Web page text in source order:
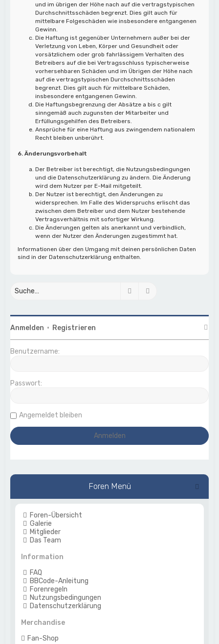
und im übrigen der Höhe nach auf die vertragstypischen
Durchschnittsschäden begrenzt. Dies gilt auch für
mittelbare Folgeschäden wie insbesondere entgangenen
Gewinn.
Die Haftung ist gegenüber Unternehmern außer bei der
Verletzung von Leben, Körper und Gesundheit oder
vorsätzlichem oder grob fahrlässigem Verhalten des
Betreibers auf die bei Vertragsschluss typischerweise
vorhersehbaren Schäden und im Übrigen der Höhe nach
auf die vertragstypischen Durchschnittsschäden
begrenzt. Dies gilt auch für mittelbare Schäden,
insbesondere entgangenen Gewinn.
Die Haftungsbegrenzung der Absätze a bis c gilt
sinngemäß auch zugunsten der Mitarbeiter und
Erfüllungsgehilfen des Betreibers.
Ansprüche für eine Haftung aus zwingendem nationalem
Recht bleiben unberührt.
6. Änderungsvorbehalt
Der Betreiber ist berechtigt, die Nutzungsbedingungen
und die Datenschutzerklärung zu ändern. Die Änderung
wird dem Nutzer per E-Mail mitgeteilt.
Der Nutzer ist berechtigt, den Änderungen zu
widersprechen. Im Falle des Widerspruchs erlischt das
zwischen dem Betreiber und dem Nutzer bestehende
Vertragsverhältnis mit sofortiger Wirkung.
Die Änderungen gelten als anerkannt und verbindlich,
wenn der Nutzer den Änderungen zugestimmt hat.
Informationen über den Umgang mit deinen persönlichen Daten
sind in der Datenschutzerklärung enthalten.
Suche
Anmelden • Registrieren
Benutzername:
Passwort:
Angemeldet bleiben
Foren Menü
Foren-Übersicht
Galerie
Mitglieder
Das Team
Information
FAQ
BBCode-Anleitung
Forenregeln
Nutzungsbedingungen
Datenschutzerklärung
Merchandise
Fan-Shop